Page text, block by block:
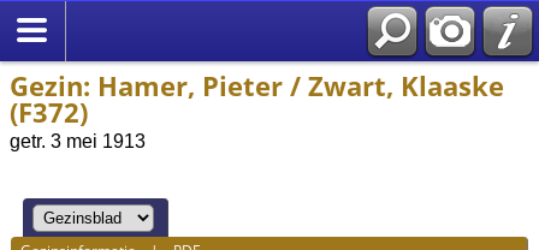
Gezin: Hamer, Pieter / Zwart, Klaaske
(F372)
getr. 3 mei 1913